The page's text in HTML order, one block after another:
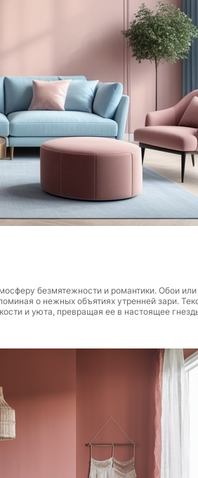
безмятежности и романтики. Обои
о нежных объятиях утренней зари.
и уюта, превращая ее в настоящее